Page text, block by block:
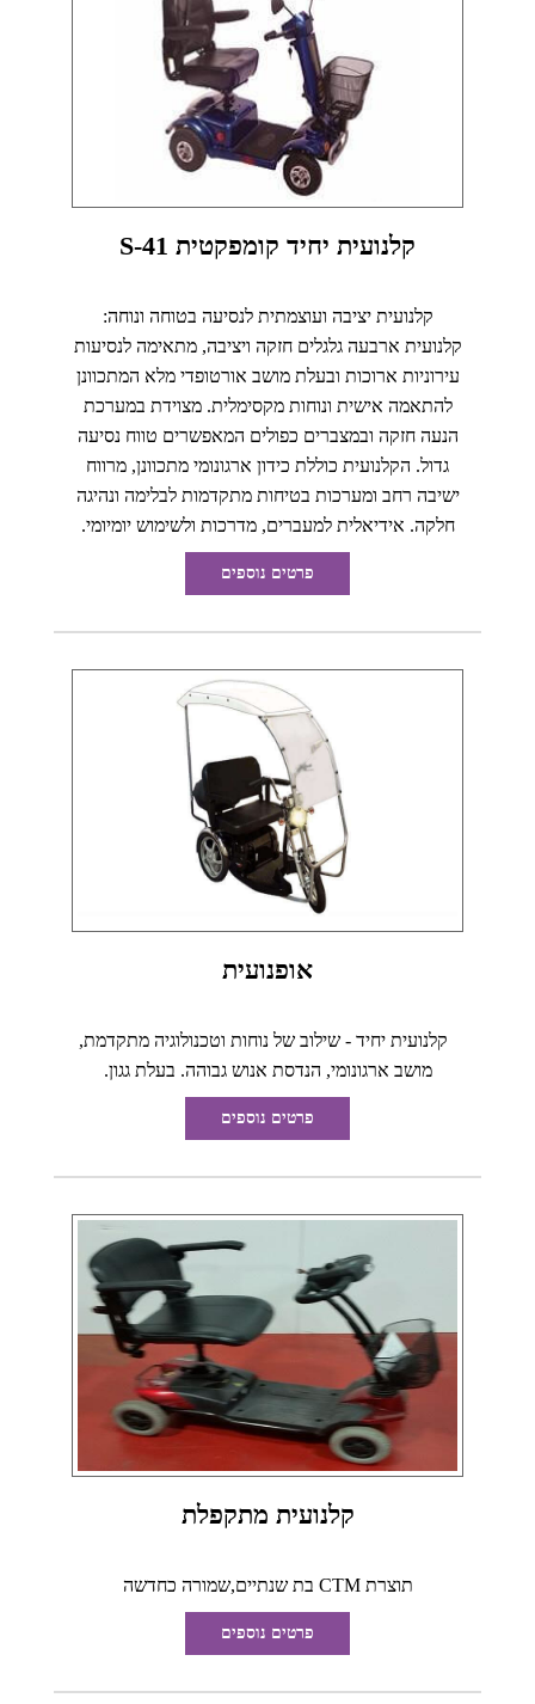
קלנועית יחיד קומפקטית S-41
קלנועית יציבה ועוצמתית לנסיעה בטוחה ונוחה:
קלנועית ארבעה גלגלים חזקה ויציבה, מתאימה לנסיעות
עירוניות ארוכות ובעלת מושב אורטופדי מלא המתכוונן
להתאמה אישית ונוחות מקסימלית. מצוידת במערכת
הנעה חזקה ובמצברים כפולים המאפשרים טווח נסיעה
גדול. הקלנועית כוללת כידון ארגונומי מתכוונן, מרווח
ישיבה רחב ומערכות בטיחות מתקדמות לבלימה ונהיגה
חלקה. אידיאלית למעברים, מדרכות ולשימוש יומיומי.
פרטים נוספים
אופנועית
קלנועית יחיד - שילוב של נוחות וטכנולוגיה מתקדמת,
מושב ארגונומי, הנדסת אנוש גבוהה. בעלת גגון.
פרטים נוספים
קלנועית מתקפלת
תוצרת CTM בת שנתיים,שמורה כחדשה
פרטים נוספים